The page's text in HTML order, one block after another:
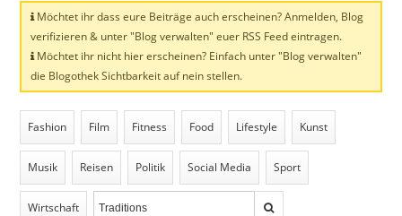
Möchtet ihr dass eure Beiträge auch erscheinen? Anmelden, Blog
verifizieren & unter "Blog verwalten" euer RSS Feed eintragen.
Möchtet ihr nicht hier erscheinen? Einfach unter "Blog verwalten"
die Blogothek Sichtbarkeit auf nein stellen.
Fashion Film Fitness Food Lifestyle Kunst
Musik Reisen Politik Social Media Sport
Wirtschaft